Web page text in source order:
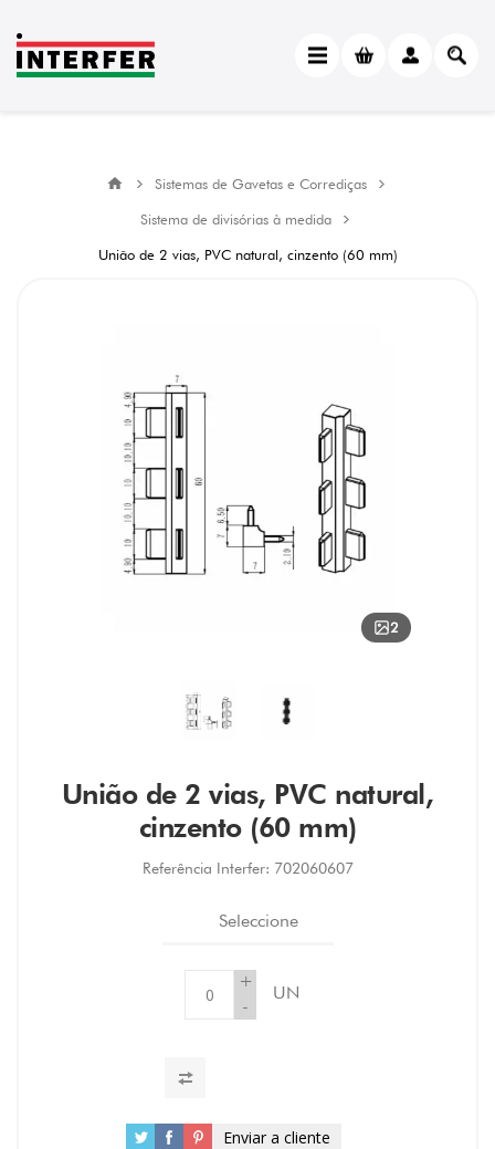
Sistemas de Gavetas e Corrediças
Sistema de divisórias à medida
União de 2 vias, PVC natural, cinzento (60 mm)
2
União de 2 vias, PVC natural,
cinzento (60 mm)
Referência Interfer: 702060607
Seleccione
+
-
UN
Enviar a cliente